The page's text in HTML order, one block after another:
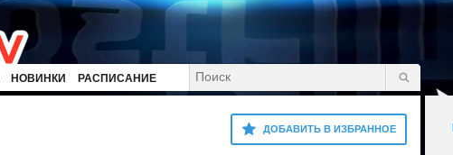
НОВИНКИ РАСПИСАНИЕ
ДОБАВИТЬ В ИЗБРАННОЕ